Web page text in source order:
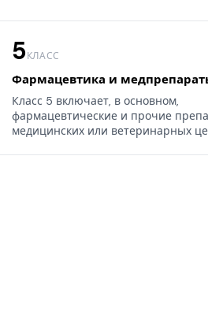
5КЛАСС
Фармацевтика и
Класс 5 включает, в основном,
фармацевтические и прочие
медицинских или ветеринарных